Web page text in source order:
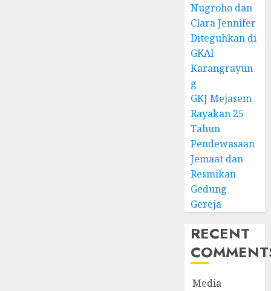
Nugroho dan
Clara Jennifer
Diteguhkan di
GKAI
Karangrayun
g
GKJ Mejasem
Rayakan 25
Tahun
Pendewasaan
Jemaat dan
Resmikan
Gedung
Gereja
RECENT
Media